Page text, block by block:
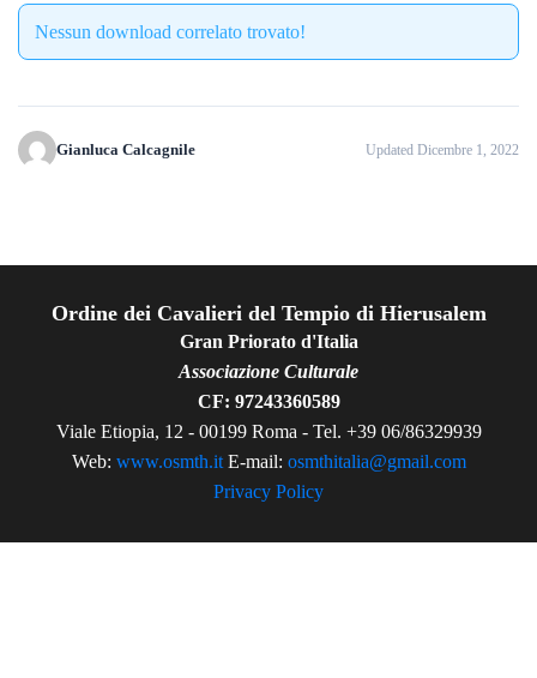
Nessun download correlato trovato!
Gianluca Calcagnile Updated Dicembre 1, 2022
Ordine dei Cavalieri del Tempio di Hierusalem
Gran Priorato d'Italia
Associazione Culturale
CF: 97243360589
Viale Etiopia, 12 - 00199 Roma - Tel. +39 06/86329939
Web: www.osmth.itE-mail: osmthitalia@gmail.com
Privacy Policy